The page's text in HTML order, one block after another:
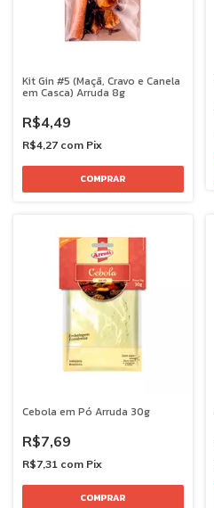
Kit Gin #5 (Maçã, Cravo e Canela
em Casca) Arruda 8g
R$4,49
R$4,27 com Pix
Cebola em Pó Arruda 30g
R$7,69
R$7,31 com Pix